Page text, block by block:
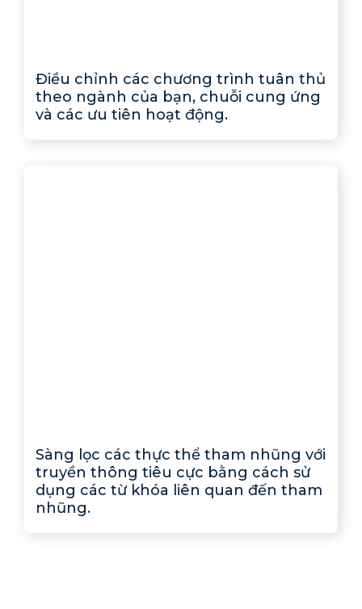
Điều chỉnh các chương trình tuân thủ
theo ngành của bạn, chuỗi cung ứng
và các ưu tiên hoạt động.
Sàng lọc các thực thể tham nhũng với
truyền thông tiêu cực bằng cách sử
dụng các từ khóa liên quan đến tham
nhũng.